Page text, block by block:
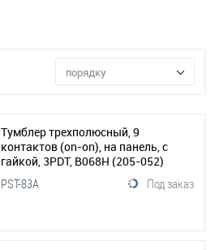
порядку
Тумблер трехполюсный, 9
контактов (on-on), на панель, с
гайкой, 3PDT, B068Н (205-052)
Под заказ
PST-83A